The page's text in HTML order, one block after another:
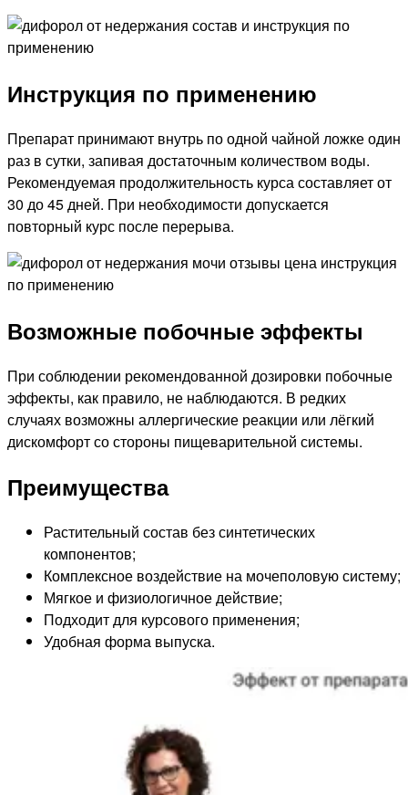
Инструкция по применению
Препарат принимают внутрь по одной чайной ложке один
раз в сутки, запивая достаточным количеством воды.
Рекомендуемая продолжительность курса составляет от
30 до 45 дней. При необходимости допускается
повторный курс после перерыва.
Возможные побочные эффекты
При соблюдении рекомендованной дозировки побочные
эффекты, как правило, не наблюдаются. В редких
случаях возможны аллергические реакции или лёгкий
дискомфорт со стороны пищеварительной системы.
Преимущества
Растительный состав без синтетических
компонентов;
Комплексное воздействие на мочеполовую систему;
Мягкое и физиологичное действие;
Подходит для курсового применения;
Удобная форма выпуска.